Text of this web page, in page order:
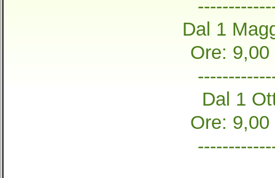
Dal 1
Ore:
Dal 1
Ore: